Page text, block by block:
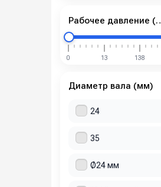
Рабочее
0 13 138
Диаметр вала (мм)
24
35
Ø24 мм